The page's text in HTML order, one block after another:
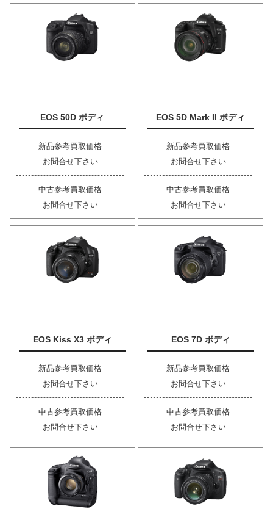
EOS 50D ボディ
新品参考買取価格
お問合せ下さい
中古参考買取価格
お問合せ下さい
EOS 5D Mark II ボディ
新品参考買取価格
お問合せ下さい
中古参考買取価格
お問合せ下さい
EOS Kiss X3 ボディ
新品参考買取価格
お問合せ下さい
中古参考買取価格
お問合せ下さい
EOS 7D ボディ
新品参考買取価格
お問合せ下さい
中古参考買取価格
お問合せ下さい